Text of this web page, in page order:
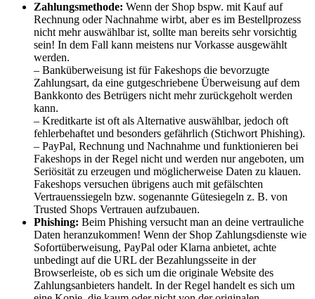
Zahlungsmethode: Wenn der Shop bspw. mit Kauf auf
Rechnung oder Nachnahme wirbt, aber es im Bestellprozess
nicht mehr auswählbar ist, sollte man bereits sehr vorsichtig
sein! In dem Fall kann meistens nur Vorkasse ausgewählt
werden.
– Banküberweisung ist für Fakeshops die bevorzugte
Zahlungsart, da eine gutgeschriebene Überweisung auf dem
Bankkonto des Betrügers nicht mehr zurückgeholt werden
kann.
– Kreditkarte ist oft als Alternative auswählbar, jedoch oft
fehlerbehaftet und besonders gefährlich (Stichwort Phishing).
– PayPal, Rechnung und Nachnahme und funktionieren bei
Fakeshops in der Regel nicht und werden nur angeboten, um
Seriösität zu erzeugen und möglicherweise Daten zu klauen.
Fakeshops versuchen übrigens auch mit gefälschten
Vertrauenssiegeln bzw. sogenannte Gütesiegeln z. B. von
Trusted Shops Vertrauen aufzubauen.
Phishing: Beim Phishing versucht man an deine vertrauliche
Daten heranzukommen! Wenn der Shop Zahlungsdienste wie
Sofortüberweisung, PayPal oder Klarna anbietet, achte
unbedingt auf die URL der Bezahlungsseite in der
Browserleiste, ob es sich um die originale Website des
Zahlungsanbieters handelt. In der Regel handelt es sich um